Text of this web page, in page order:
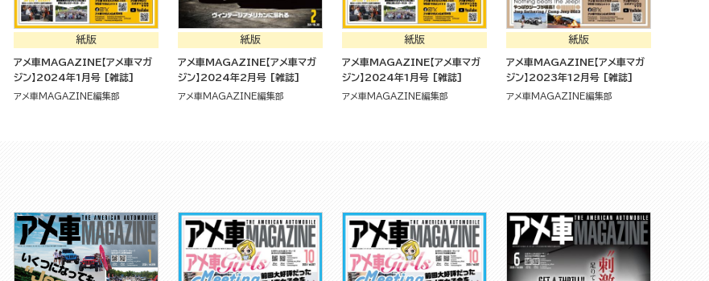
紙版
アメ車MAGAZINE【アメ車マガ
ジン】2024年1月号 [雑誌]
アメ車MAGAZINE編集部
紙版
アメ車MAGAZINE【アメ車マガ
ジン】2024年2月号 [雑誌]
アメ車MAGAZINE編集部
紙版
アメ車MAGAZINE【アメ車マガ
ジン】2024年1月号 [雑誌]
アメ車MAGAZINE編集部
紙版
アメ車MAGAZINE【アメ車マガ
ジン】2023年12月号 [雑誌]
アメ車MAGAZINE編集部